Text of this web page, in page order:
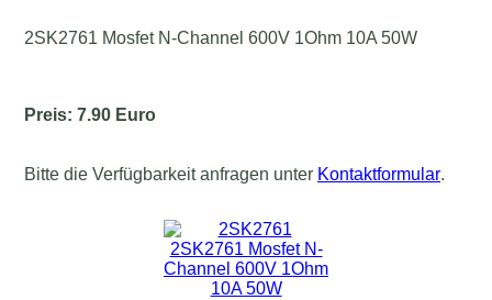
2SK2761 Mosfet N-Channel 600V 1Ohm 10A 50W
Preis: 7.90 Euro
Bitte die Verfügbarkeit anfragen unter Kontaktformular.